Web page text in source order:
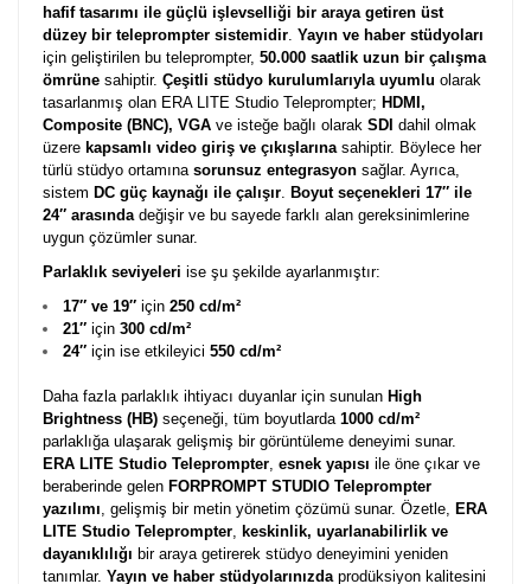
hafif tasarımı ile güçlü işlevselliği bir araya getiren üst
düzey bir teleprompter sistemidir. Yayın ve haber stüdyoları
için geliştirilen bu teleprompter, 50.000 saatlik uzun bir çalışma
ömrüne sahiptir. Çeşitli stüdyo kurulumlarıyla uyumlu olarak
tasarlanmış olan ERA LITE Studio Teleprompter; HDMI,
Composite (BNC), VGA ve isteğe bağlı olarak SDI dahil olmak
üzere kapsamlı video giriş ve çıkışlarınasahiptir. Böylece her
türlü stüdyo ortamına sorunsuz entegrasyon sağlar. Ayrıca,
sistem DC güç kaynağı ile çalışır. Boyut seçenekleri 17″ ile
24″ arasındadeğişir ve bu sayede farklı alan gereksinimlerine
uygun çözümler sunar.
Parlaklık seviyeleri ise şu şekilde ayarlanmıştır:
17″ ve 19″ için 250 cd/m²
21″ için 300 cd/m²
24″ için ise etkileyici 550 cd/m²
Daha fazla parlaklık ihtiyacı duyanlar için sunulan High
Brightness (HB) seçeneği, tüm boyutlarda 1000 cd/m²
parlaklığa ulaşarak gelişmiş bir görüntüleme deneyimi sunar.
ERA LITE Studio Teleprompter, esnek yapısı ile öne çıkar ve
beraberinde gelen FORPROMPT STUDIO Teleprompter
yazılımı, gelişmiş bir metin yönetim çözümü sunar. Özetle, ERA
LITE Studio Teleprompter, keskinlik, uyarlanabilirlik ve
dayanıklılığı bir araya getirerek stüdyo deneyimini yeniden
tanımlar. Yayın ve haber stüdyolarınızdaprodüksiyon kalitesini